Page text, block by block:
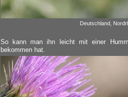
Deutschland,
So kann man ihn leicht mit einer
bekommen hat.